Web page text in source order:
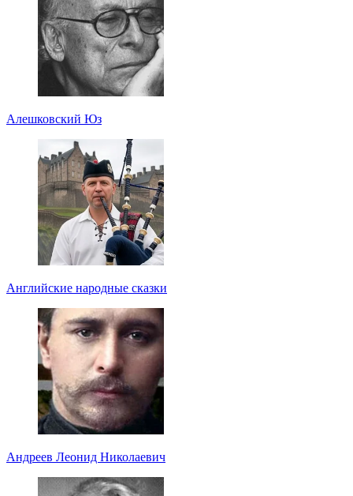
Алешковский Юз
Английские народные сказки
Андреев Леонид Николаевич